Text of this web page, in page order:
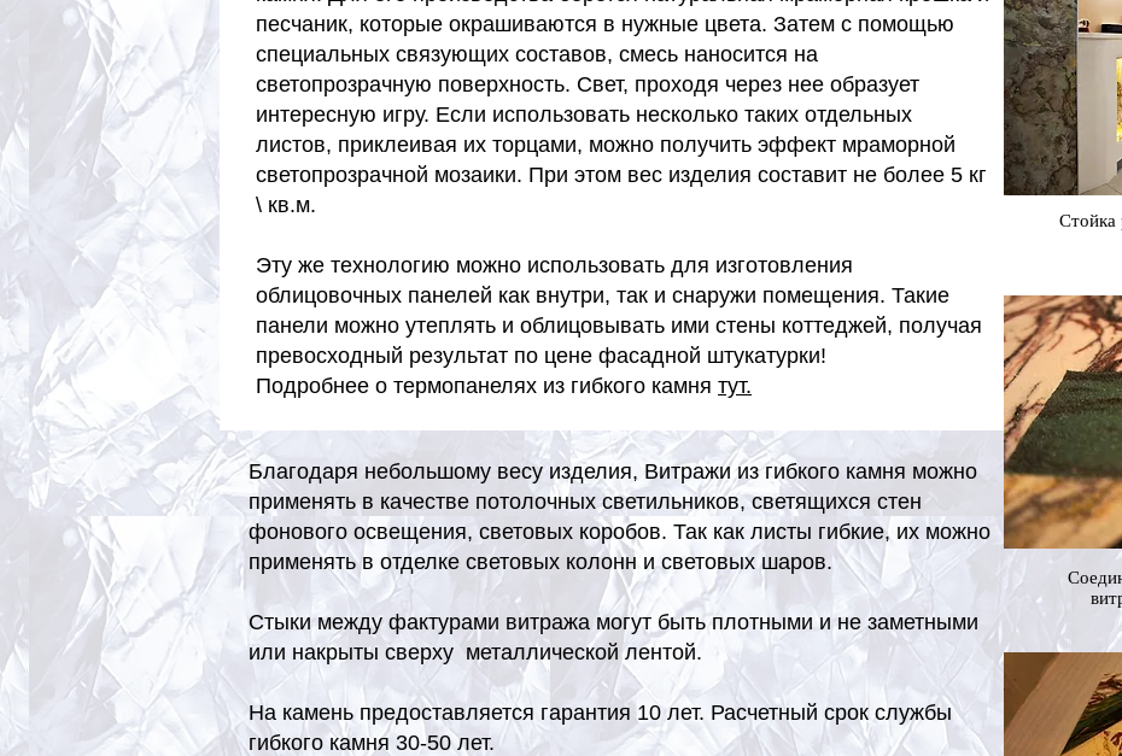
песчаник, которые окрашиваются в нужные цвета. Затем с помощью
специальных связующих составов, смесь наносится на
светопрозрачную поверхность. Свет, проходя через нее образует
интересную игру. Если использовать несколько таких отдельных
листов, приклеивая их торцами, можно получить эффект мраморной
светопрозрачной мозаики. При этом вес изделия составит не более 5 кг
\ кв.м.
Эту же технологию можно использовать для изготовления
облицовочных панелей как внутри, так и снаружи помещения. Такие
панели можно утеплять и облицовывать ими стены коттеджей, получая
превосходный результат по цене фасадной штукатурки!
Подробнее о термопанелях из гибкого камня тут.
Стойка
Благодаря небольшому весу изделия, Витражи из гибкого камня можно
применять в качестве потолочных светильников, светящихся стен
фонового освещения, световых коробов. Так как листы гибкие, их можно
применять в отделке световых колонн и световых шаров.
Стыки между фактурами витража могут быть плотными и не заметными
или накрыты сверху металлической лентой.
На камень предоставляется гарантия 10 лет. Расчетный срок службы
гибкого камня 30-50 лет.